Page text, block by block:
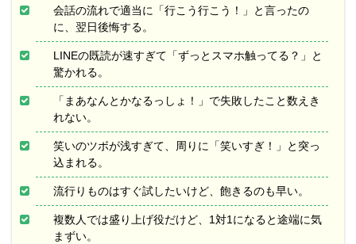
会話の流れで適当に「行こう行こう！」と言ったの
に、翌日後悔する。
LINEの既読が速すぎて「ずっとスマホ触ってる？」と
驚かれる。
「まあなんとかなるっしょ！」で失敗したこと数えき
れない。
笑いのツボが浅すぎて、周りに「笑いすぎ！」と突っ
込まれる。
流行りものはすぐ試したいけど、飽きるのも早い。
複数人では盛り上げ役だけど、1対1になると途端に気
まずい。